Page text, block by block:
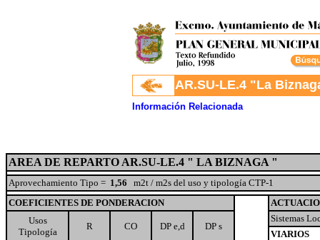
AR.SU-LE.4 "La
Información Relacionada
AREA DE REPARTO AR.SU-LE.4 " LA BIZNAGA "
Aprovechamiento Tipo = 1,56 m2t / m2s del uso y tipología CTP-1
COEFICIENTES DE PONDERACION
Usos
Tipología
R CO DP e,d DP s
Sistemas
VIARIOS